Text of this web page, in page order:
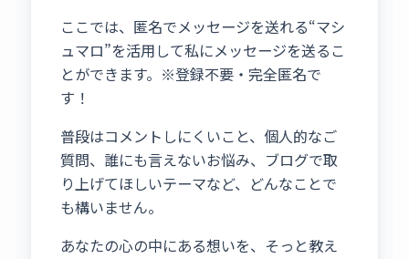
ここでは、匿名でメッセージを送れる“マシ
ュマロ”を活用して私にメッセージを送るこ
とができます。※登録不要・完全匿名で
す！
普段はコメントしにくいこと、個人的なご
質問、誰にも言えないお悩み、ブログで取
り上げてほしいテーマなど、どんなことで
も構いません。
あなたの心の中にある想いを、そっと教え